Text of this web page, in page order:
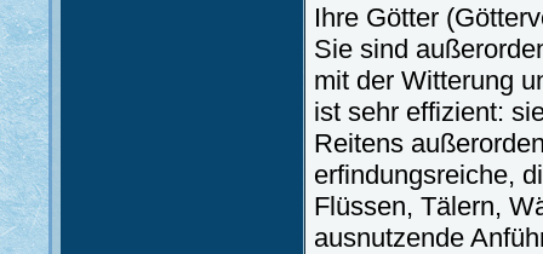
Ihre Götter
Sie sind
mit der Witterung
ist sehr effizient:
Reitens
erfindungsreiche,
Flüssen, Tälern,
ausnutzende